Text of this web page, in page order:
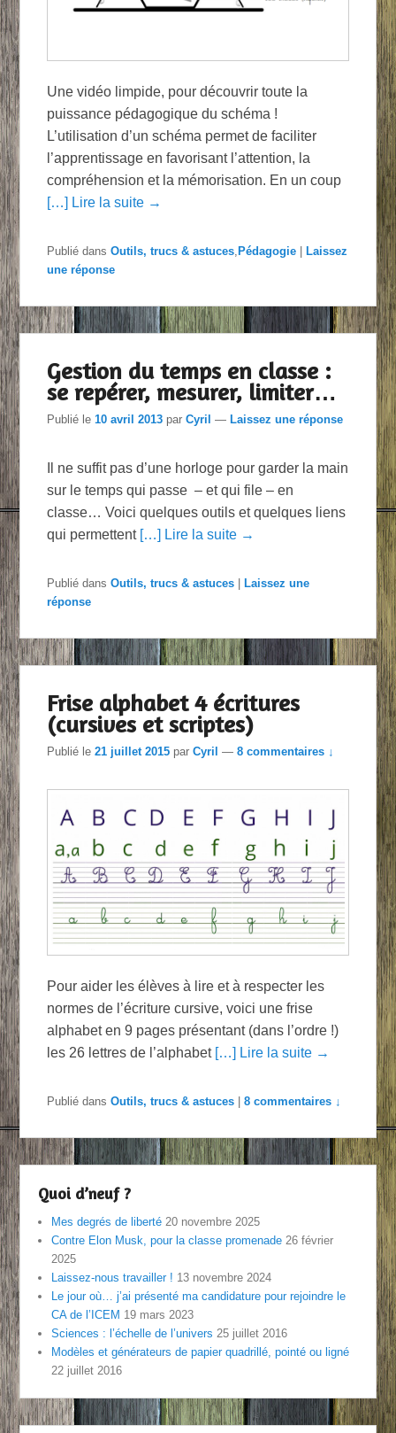
Une vidéo limpide, pour découvrir toute la
puissance pédagogique du schéma !
L’utilisation d’un schéma permet de faciliter
l’apprentissage en favorisant l’attention, la
compréhension et la mémorisation. En un coup
[…] Lire la suite →
Publié dans Outils, trucs & astuces, Pédagogie
Laissez
une réponse
Gestion du temps en classe :
se repérer, mesurer, limiter…
Publié le10 avril 2013 parCyril — Laissez une réponse
Il ne suffit pas d’une horloge pour garder la main
sur le temps qui passe – et qui file – en
classe… Voici quelques outils et quelques liens
qui permettent […] Lire la suite →
Publié dans Outils, trucs & astuces
Laissez une
réponse
Frise alphabet 4 écritures
(cursives et scriptes)
Publié le21 juillet 2015 parCyril —8 commentaires ↓
Pour aider les élèves à lire et à respecter les
normes de l’écriture cursive, voici une frise
alphabet en 9 pages présentant (dans l’ordre !)
les 26 lettres de l’alphabet […] Lire la suite →
Publié dans Outils, trucs & astuces |8 commentaires ↓
Quoi d’neuf ?
Mes degrés de liberté 20 novembre 2025
Contre Elon Musk, pour la classe promenade 26 février
2025
Laissez-nous travailler ! 13 novembre 2024
Le jour où… j’ai présenté ma candidature pour rejoindre le
CA de l’ICEM 19 mars 2023
Sciences : l’échelle de l’univers 25 juillet 2016
Modèles et générateurs de papier quadrillé, pointé ou ligné
22 juillet 2016